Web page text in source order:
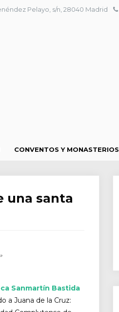
Pelayo, s/n, 28040 Madrid
CONVENTOS Y MONASTERIOS
una santa
Sanmartín Bastida
a Juana de la Cruz: